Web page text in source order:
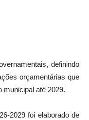
definindo
orçamentárias que
municipal até 2029.
2029 foi elaborado de